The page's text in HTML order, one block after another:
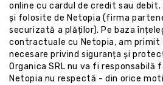
online cu cardul de credit sau
și folosite de Netopia (firma
securizată a plăților). Pe baza
contractuale cu Netopia, am primit
necesare privind siguranța și
Organica SRL nu va fi responsabilă
Netopia nu respectă - din orice